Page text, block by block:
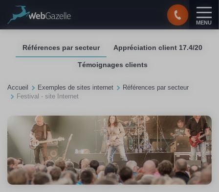
MENU
Références par secteur Appréciation client 17.4/20
Témoignages clients
Accueil Exemples de sites internet
Références par secteur
Festival - site Internet
Panneau de gestion des cookies